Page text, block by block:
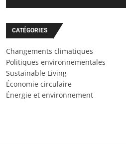
CATÉGORIES
Changements climatiques
Politiques environnementales
Sustainable Living
Économie circulaire
Énergie et environnement